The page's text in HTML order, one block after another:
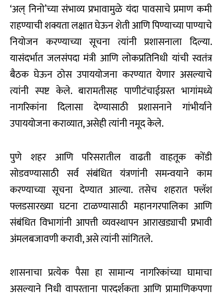
‘अल् निनो’च्या संभाव्य प्रभावामुळे यंदा पावसाचे प्रमाण कमी
राहण्याची शक्यता लक्षात घेऊन शेती आणि पिण्याच्या पाण्याचे
नियोजन करण्याच्या सूचना त्यांनी प्रशासनाला दिल्या.
यासंदर्भात जलसंपदा मंत्री आणि लोकप्रतिनिधी यांची स्वतंत्र
बैठक घेऊन ठोस उपाययोजना करण्यात येणार असल्याचे
त्यांनी स्पष्ट केले. बारामतीसह पाणीटंचाईग्रस्त भागांमध्ये
नागरिकांना दिलासा देण्यासाठी प्रशासनाने गांभीर्याने
उपाययोजना कराव्यात, असेही त्यांनी नमूद केले.
पुणे शहर आणि परिसरातील वाढती वाहतूक कोंडी
सोडवण्यासाठी सर्व संबंधित यंत्रणांनी समन्वयाने काम
करण्याच्या सूचना देण्यात आल्या. तसेच शहरात फ्लॅश
फ्लडसारख्या घटना टाळण्यासाठी महानगरपालिका आणि
संबंधित विभागांनी आपत्ती व्यवस्थापन आराखड्याची प्रभावी
अंमलबजावणी करावी, असे त्यांनी सांगितले.
शासनाचा प्रत्येक पैसा हा सामान्य नागरिकांच्या घामाचा
असल्याने निधी वापरताना पारदर्शकता आणि प्रामाणिकपणा